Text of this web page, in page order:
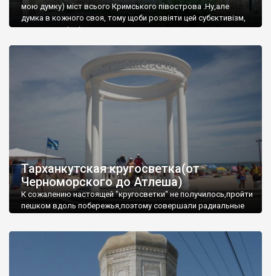
мою думку) міст всього Кримського півострова .Ну,але
думка в кожного своя, тому щоби розвіяти цей субєктивізм,
запрошую відвідати це
Тарханкутская кругосветка(от
Черноморского до Атлеша)
К сожалению настоящей "кругосветки" не получилось,пройти
пешком вдоль побережья,поэтому совершали радиальные